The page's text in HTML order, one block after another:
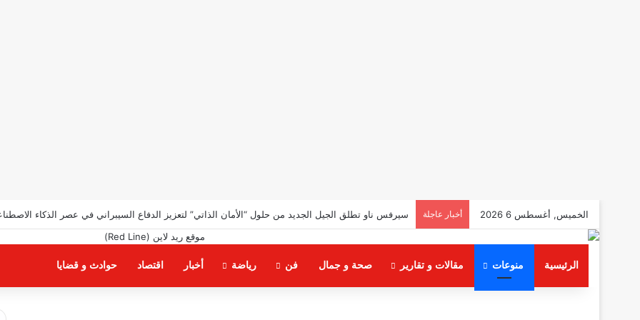
الخميس, أغسطس 6 2026 أخبار عاجلة سيرفس ناو تطلق الجيل الجديد من حلول “الأمان الذاتي” لتعزيز الدفاع السيبراني في عصر الذكاء
الرئيسية منوعات مقالات و تقارير صحة و جمال فن رياضة أخبار اقتصاد حوادث و قضايا